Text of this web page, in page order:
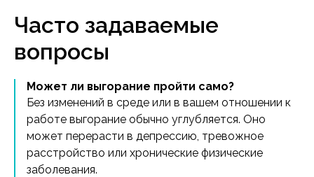
Часто задаваемые
вопросы
Может ли выгорание пройти само?
Без изменений в среде или в вашем отношении к
работе выгорание обычно углубляется. Оно
может перерасти в депрессию, тревожное
расстройство или хронические физические
заболевания.